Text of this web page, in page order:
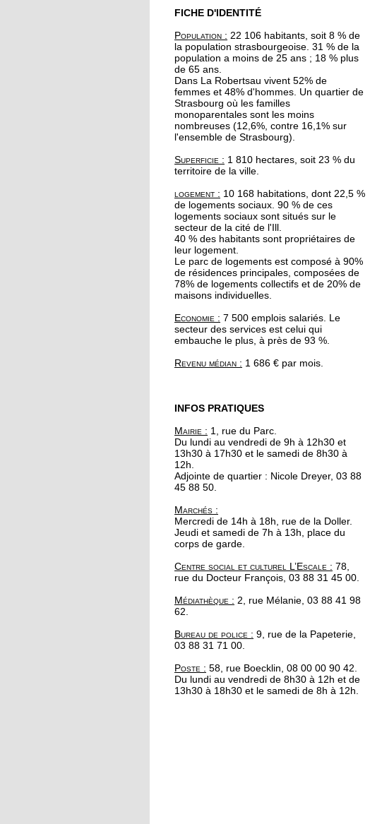
Avec l'atelier "à vos
binettes", on nourrit le sol
sans produits chimiques
10 octobre 2018
Initier les seniors aux
cosmétiques naturels
10 octobre 2018
débarque à l'Escale
19 octobre 2017
Le quartier reste une
valeur sûre pour les
promoteurs immobiliers
19 octobre 2017
A l'Escale, Halloween se
19 octobre 2017
Le barrage de la
Robertsau sous bonne
18 octobre 2017
" Y a pas d'âge pour le
yoga !"
17 octobre 2017
portée de main
17 octobre 2017
Se redresser grâce au
Parcours
Automne fleuri pour les
commerces à la
Robertsau
13 octobre 2017
FICHE D'IDENTITÉ
Population : 22 106 habitants, soit 8 % de
la population strasbourgeoise. 31 % de la
population a moins de 25 ans ; 18 % plus
de 65 ans.
Dans La Robertsau vivent 52% de
femmes et 48% d'hommes. Un quartier de
Strasbourg où les familles
monoparentales sont les moins
nombreuses (12,6%, contre 16,1% sur
l'ensemble de Strasbourg).
Superficie : 1 810 hectares, soit 23 % du
territoire de la ville.
logement : 10 168 habitations, dont 22,5 %
de logements sociaux. 90 % de ces
logements sociaux sont situés sur le
secteur de la cité de l'Ill.
40 % des habitants sont propriétaires de
leur logement.
Le parc de logements est composé à 90%
de résidences principales, composées de
78% de logements collectifs et de 20% de
maisons individuelles.
Economie : 7 500 emplois salariés. Le
secteur des services est celui qui
embauche le plus, à près de 93 %.
Revenu médian : 1 686 € par mois.
INFOS PRATIQUES
Mairie : 1, rue du Parc.
Du lundi au vendredi de 9h à 12h30 et
13h30 à 17h30 et le samedi de 8h30 à
12h.
Adjointe de quartier : Nicole Dreyer, 03 88
45 88 50.
Marchés :
Mercredi de 14h à 18h, rue de la Doller.
Jeudi et samedi de 7h à 13h, place du
corps de garde.
Centre social et culturel L’Escale : 78,
rue du Docteur François, 03 88 31 45 00.
Médiathèque : 2, rue Mélanie, 03 88 41 98
62.
Bureau de police : 9, rue de la Papeterie,
03 88 31 71 00.
Poste : 58, rue Boecklin, 08 00 00 90 42.
Du lundi au vendredi de 8h30 à 12h et de
13h30 à 18h30 et le samedi de 8h à 12h.